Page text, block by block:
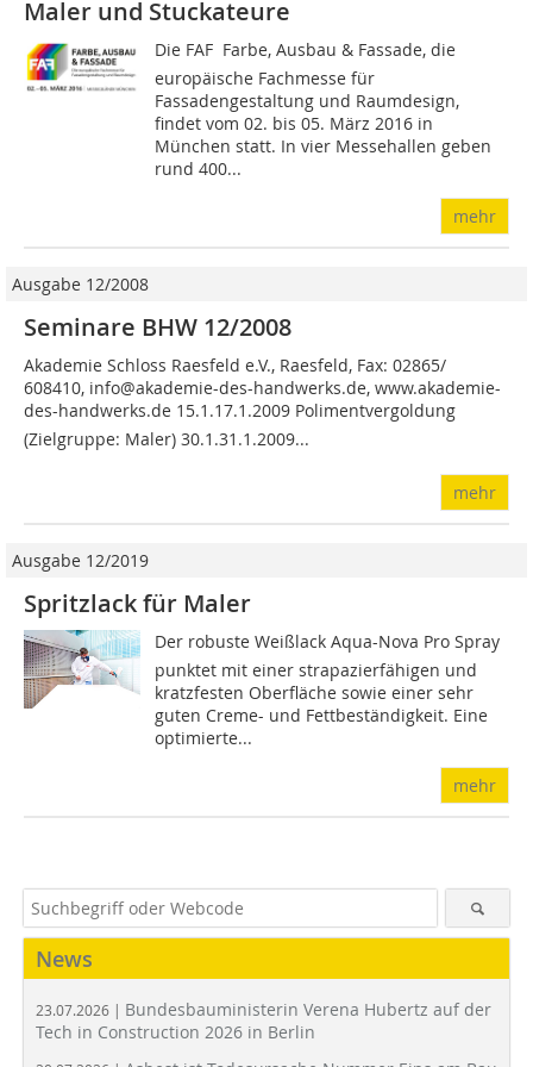
Maler und Stuckateure
Die FAF  Farbe, Ausbau & Fas­sade, die
europäische Fachmesse für
Fassadengestaltung und Raumdesign,
findet vom 02. bis 05. März 2016 in
München statt. In vier Messehallen geben
rund 400...
mehr
Ausgabe 12/2008
Seminare BHW 12/2008
Akademie Schloss Raesfeld e.V., Raesfeld, Fax: 02865/
608410, info@akademie-des-handwerks.de, www.akademie-
des-handwerks.de 15.1.17.1.2009 Polimentvergoldung
(Zielgruppe: Maler) 30.1.31.1.2009...
mehr
Ausgabe 12/2019
Spritzlack für Maler
Der robuste Weißlack Aqua-Nova Pro Spray
punktet mit einer strapazierfähigen und
kratzfesten Oberfläche sowie einer sehr
guten Creme- und Fettbeständigkeit. Eine
optimierte...
mehr
News
23.07.2026 | Bundesbauministerin Verena Hubertz auf der
Tech in Construction 2026 in Berlin